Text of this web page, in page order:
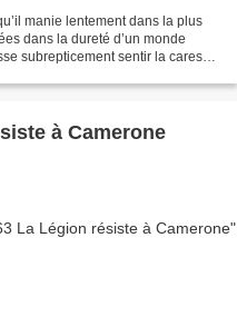
manie lentement dans la plus
dans la dureté d’un monde
subrepticement sentir la caresse
à Camerone